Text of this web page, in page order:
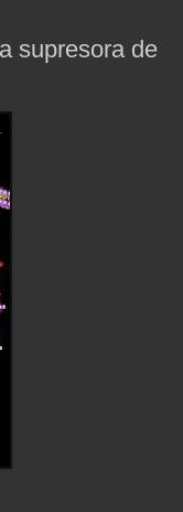
supresora de